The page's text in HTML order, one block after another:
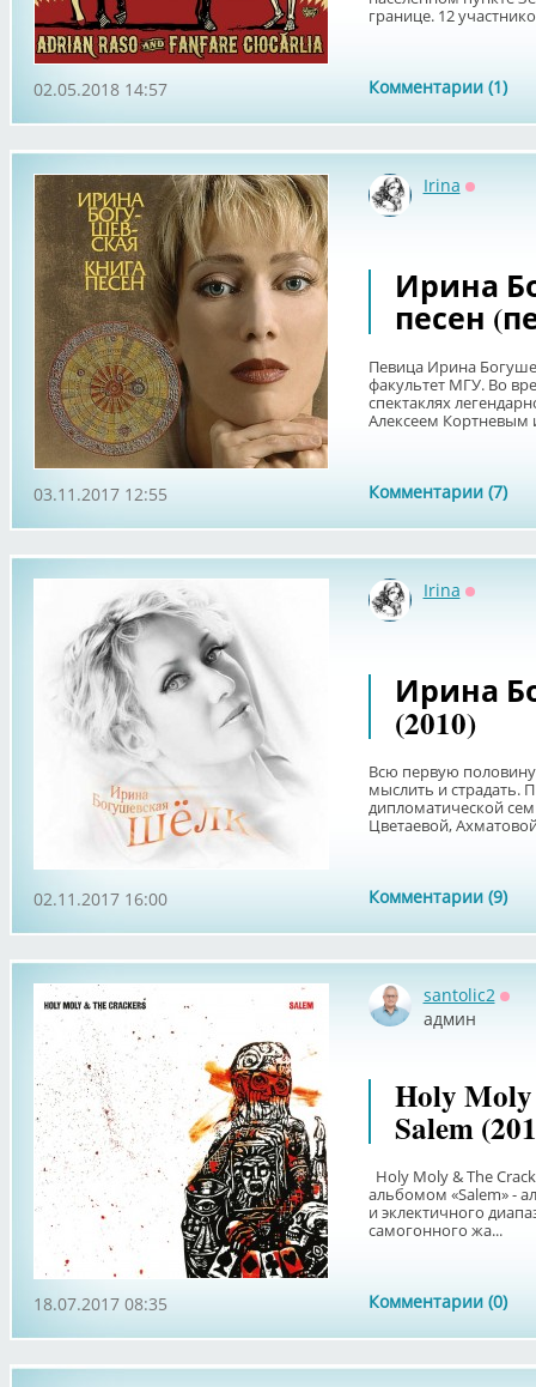
границе. 12
Комментарии (1)
02.05.2018 14:57
Irina
Ирина
песен
Певица Ирина
факультет МГУ. Во
спектаклях
Алексеем Кортневым
Комментарии (7)
03.11.2017 12:55
Irina
Ирина
(2010)
Всю первую
мыслить и страдать.
дипломатической
Цветаевой,
Комментарии (9)
02.11.2017 16:00
santolic2
админ
Holy
Salem
Holy Moly & The
альбомом «Salem» -
и эклектичного
самогонного жа...
Комментарии (0)
18.07.2017 08:35